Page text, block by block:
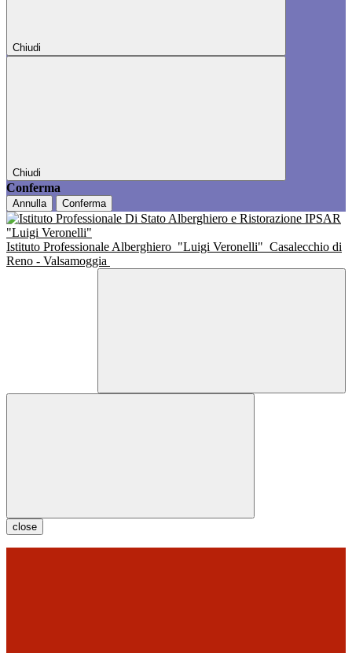
Chiudi
Chiudi
Conferma
Annulla Conferma
Istituto Professionale Alberghiero "Luigi Veronelli" Casalecchio di
Reno - Valsamoggia
close